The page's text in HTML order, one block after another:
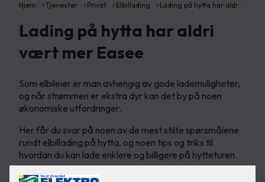
Hjem Tjenester Privat Elbillading Lading på hytta har aldr…
Lading på hytta har aldri
vært mer Easee
Som elbileier er man avhengig av gode lademuligheter,
og når strømmen er ekstra dyr kan det by på noen
økonomiske utfordringer.
Her får du svar på noen av de mest stilte spørsmålene
rundt elbillading på hytta, og noen tips og triks til
hvordan du kan lade enklere og billigere på hytteturen.